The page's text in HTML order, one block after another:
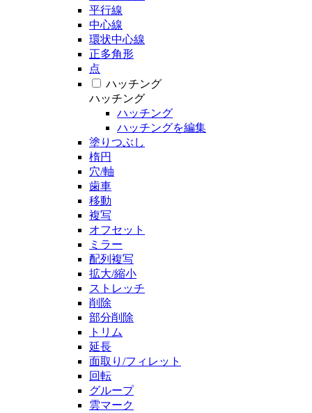
平行線
中心線
環状中心線
正多角形
点
ハッチング
ハッチング
ハッチング
ハッチングを編集
塗りつぶし
楕円
穴/軸
歯車
移動
複写
オフセット
ミラー
配列複写
拡大/縮小
ストレッチ
削除
部分削除
トリム
延長
面取り/フィレット
回転
グループ
雲マーク